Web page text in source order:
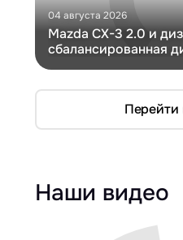
04 августа 2026
Mazda CX-3 2.0 и
сбалансированная
Перейти
Наши видео